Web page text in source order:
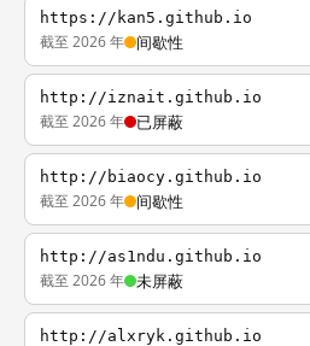
https://kan5.github.io
截至 2026 年 间歇性
http://iznait.github.io
截至 2026 年 已屏蔽
http://biaocy.github.io
截至 2026 年 间歇性
http://as1ndu.github.io
截至 2026 年 未屏蔽
http://alxryk.github.io